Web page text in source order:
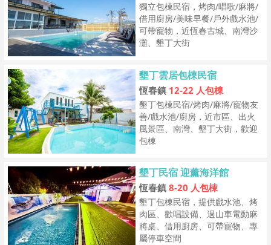
獨立包棟民宿，烤肉/唱歌/麻將/
借用廚房/美味早餐/戶外戲水池/
可帶寵物，近恆春古城、南灣沙
灘、墾丁大街
墾丁雲居包棟民宿
恆春鎮 12-22 人包棟
墾丁包棟民宿/烤肉/麻將/寵物友
善/戲水池/廚房，近市區、出火
風景區、南灣、墾丁大街，歡迎
包棟
墾丁民宿 迎薰海洋館
恆春鎮 8-20 人包棟
墾丁包棟民宿，提供戲水池、烤
肉區、歡唱設備、過山車電動麻
將桌、借用廚房、可帶寵物、專
屬停車空間